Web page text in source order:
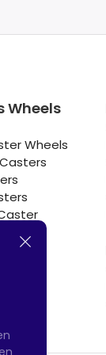
Wheels
Wheels